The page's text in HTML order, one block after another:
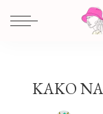
KAKO